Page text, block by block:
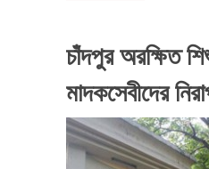
চাঁদপুর অরক্ষিত
মাদকসেবীদের